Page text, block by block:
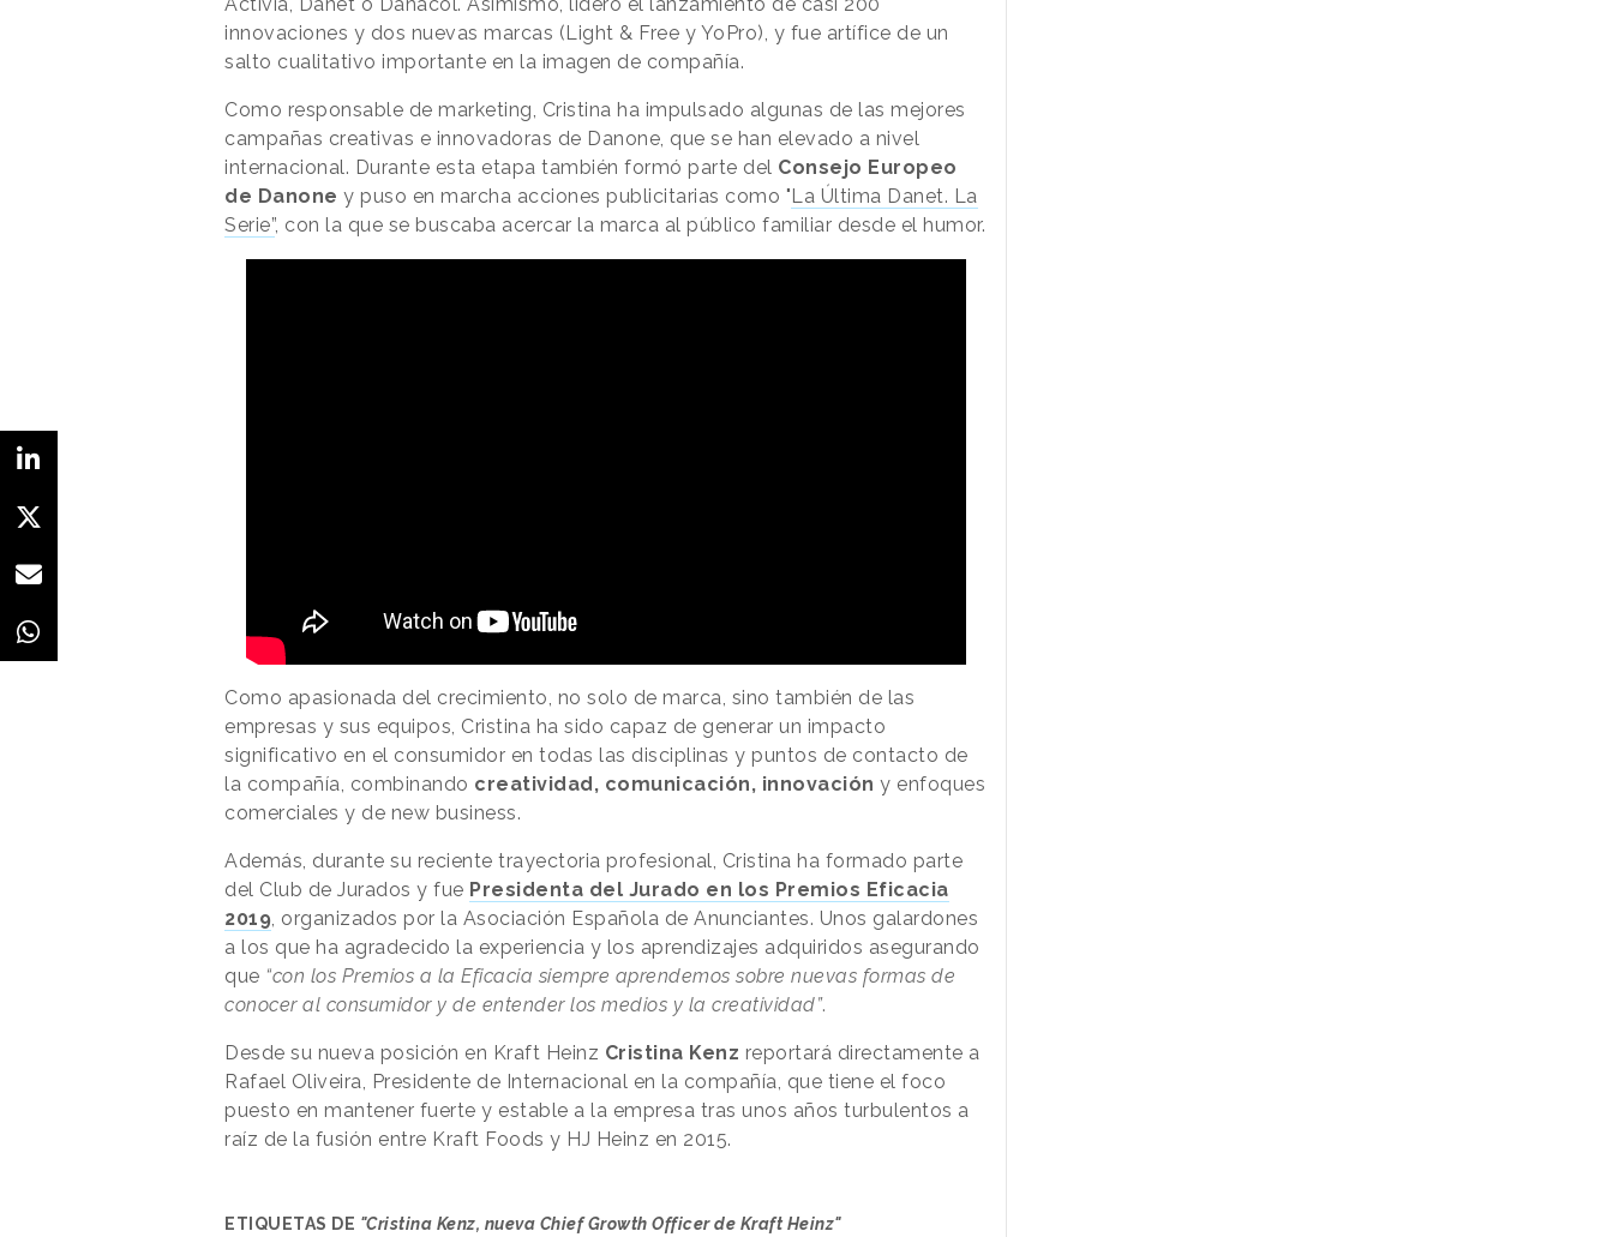
innovaciones y dos nuevas marcas (Light & Free y YoPro), y fue artífice de un
salto cualitativo importante en la imagen de compañía.
Como responsable de marketing, Cristina ha impulsado algunas de las mejores
campañas creativas e innovadoras de Danone, que se han elevado a nivel
internacional. Durante esta etapa también formó parte del Consejo Europeo
de Danone y puso en marcha acciones publicitarias como "La Última Danet. La
Serie”, con la que se buscaba acercar la marca al público familiar desde el humor.
Como apasionada del crecimiento, no solo de marca, sino también de las
empresas y sus equipos, Cristina ha sido capaz de generar un impacto
significativo en el consumidor en todas las disciplinas y puntos de contacto de
la compañía, combinando creatividad, comunicación, innovación y enfoques
comerciales y de new business.
Además, durante su reciente trayectoria profesional, Cristina ha formado parte
del Club de Jurados y fue Presidenta del Jurado en los Premios Eficacia
2019 , organizados por la Asociación Española de Anunciantes. Unos galardones
a los que ha agradecido la experiencia y los aprendizajes adquiridos asegurando
que “con los Premios a la Eficacia siempre aprendemos sobre nuevas formas de
conocer al consumidor y de entender los medios y la creatividad”.
Desde su nueva posición en Kraft Heinz Cristina Kenz reportará directamente a
Rafael Oliveira, Presidente de Internacional en la compañía, que tiene el foco
puesto en mantener fuerte y estable a la empresa tras unos años turbulentos a
raíz de la fusión entre Kraft Foods y HJ Heinz en 2015.
ETIQUETAS DE "Cristina Kenz, nueva Chief Growth Officer de Kraft Heinz"